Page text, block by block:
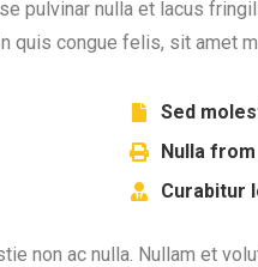
pulvinar nulla et lacus
quis congue felis, sit amet
Sed
Nulla
Curabitur
non ac nulla. Nullam et